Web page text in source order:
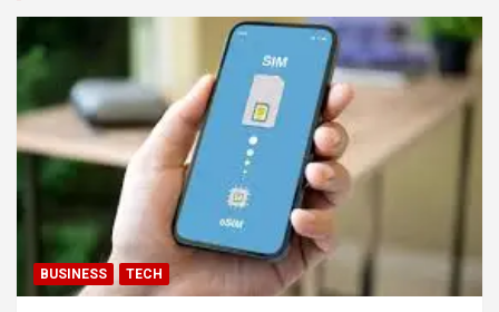
BUSINESS TECH